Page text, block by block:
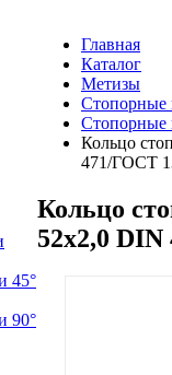
45°
90°
Главная
Каталог
Метизы
Стопорные
Стопорные
Кольцо
471/ГОСТ
Кольцо
52х2,0